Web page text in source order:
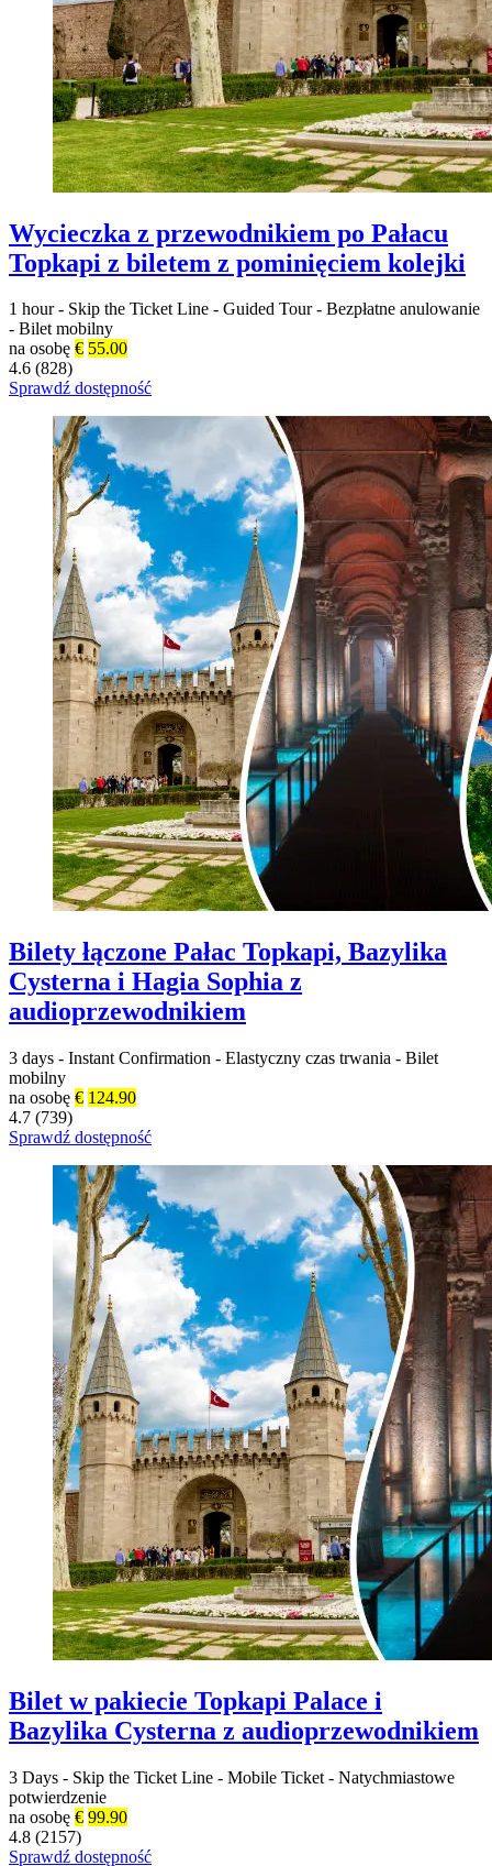
Wycieczka z przewodnikiem po Pałacu
Topkapi z biletem z pominięciem kolejki
1 hour - Skip the Ticket Line - Guided Tour - Bezpłatne anulowanie
- Bilet mobilny
na osobę € 55.00
4.6 (828)
Sprawdź dostępność
Bilety łączone Pałac Topkapi, Bazylika
Cysterna i Hagia Sophia z
audioprzewodnikiem
3 days - Instant Confirmation - Elastyczny czas trwania - Bilet
mobilny
na osobę € 124.90
4.7 (739)
Sprawdź dostępność
Bilet w pakiecie Topkapi Palace i
Bazylika Cysterna z audioprzewodnikiem
3 Days - Skip the Ticket Line - Mobile Ticket - Natychmiastowe
potwierdzenie
na osobę € 99.90
4.8 (2157)
Sprawdź dostępność